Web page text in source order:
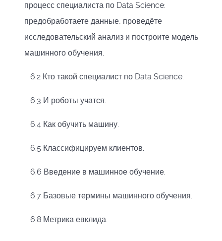
процесс специалиста по Data Science:
предобработаете данные, проведёте
исследовательский анализ и построите модель
машинного обучения.
6.2 Кто такой специалист по Data Science.
6.3 И роботы учатся.
6.4 Как обучить машину.
6.5 Классифицируем клиентов.
6.6 Введение в машинное обучение.
6.7 Базовые термины машинного обучения.
6.8 Метрика евклида.